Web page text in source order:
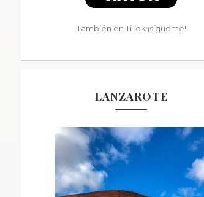
También en TiTok ¡sígueme!
LANZAROTE